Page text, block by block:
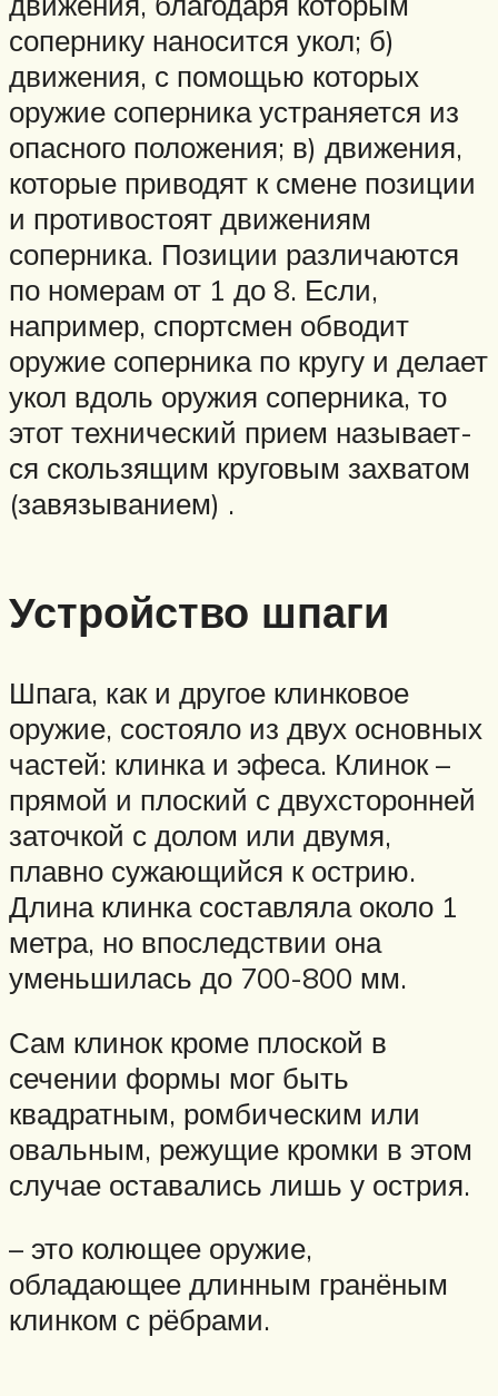
сопернику наносится укол; б)
движения, с помощью которых
оружие соперника устраняется из
опасного положения; в) движения,
которые при­водят к смене позиции
и противостоят движениям
соперника. Позиции различаются
по номерам от 1 до 8. Если,
например, спортсмен обводит
оружие соперника по кругу и делает
укол вдоль оружия соперника, то
этот технический прием называет­
ся скользящим круговым захватом
(завязыва­нием) .
Устройство шпаги
Шпага, как и другое клинковое
оружие, состояло из двух основных
частей: клинка и эфеса. Клинок –
прямой и плоский с двухсторонней
заточкой с долом или двумя,
плавно сужающийся к острию.
Длина клинка составляла около 1
метра, но впоследствии она
уменьшилась до 700-800 мм.
Сам клинок кроме плоской в
сечении формы мог быть
квадратным, ромбическим или
овальным, режущие кромки в этом
случае оставались лишь у острия.
– это колющее оружие,
обладающее длинным гранёным
клинком с рёбрами.